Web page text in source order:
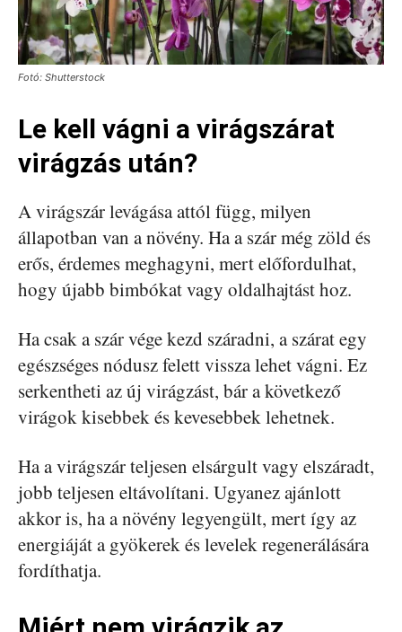
Fotó: Shutterstock
Le kell vágni a virágszárat
virágzás után?
A virágszár levágása attól függ, milyen
állapotban van a növény. Ha a szár még zöld és
erős, érdemes meghagyni, mert előfordulhat,
hogy újabb bimbókat vagy oldalhajtást hoz.
Ha csak a szár vége kezd száradni, a szárat egy
egészséges nódusz felett vissza lehet vágni. Ez
serkentheti az új virágzást, bár a következő
virágok kisebbek és kevesebbek lehetnek.
Ha a virágszár teljesen elsárgult vagy elszáradt,
jobb teljesen eltávolítani. Ugyanez ajánlott
akkor is, ha a növény legyengült, mert így az
energiáját a gyökerek és levelek regenerálására
fordíthatja.